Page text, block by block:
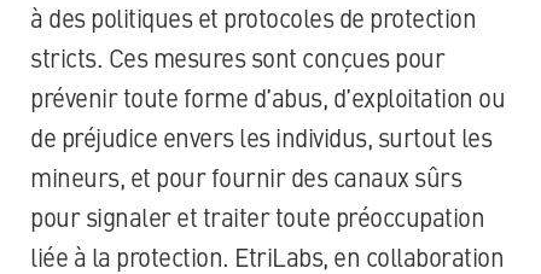
à des politiques et protocoles de protection
stricts. Ces mesures sont conçues pour
prévenir toute forme d’abus, d’exploitation ou
de préjudice envers les individus, surtout les
mineurs, et pour fournir des canaux sûrs
pour signaler et traiter toute préoccupation
liée à la protection. EtriLabs, en collaboration